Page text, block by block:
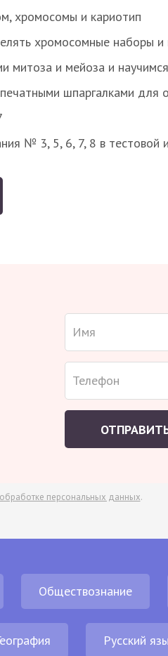
хромосомы и кариотип
хромосомные наборы
митоза и мейоза и
шпаргалками для
№ 3, 5, 6, 7, 8 в тестовой
персональных данных.
Обществознание
Русский